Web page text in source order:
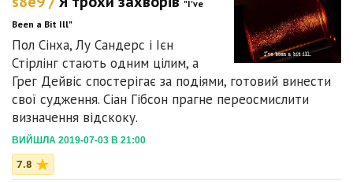
"I've
Been a Bit Ill"
Пол Сінха, Лу Сандерс і Ієн
Стірлінг стають одним цілим, а
Грег Дейвіс спостерігає за подіями, готовий винести
свої судження. Сіан Гібсон прагне переосмислити
визначення відскоку.
ВИЙШЛА 2019-07-03 В 21:00
7.8